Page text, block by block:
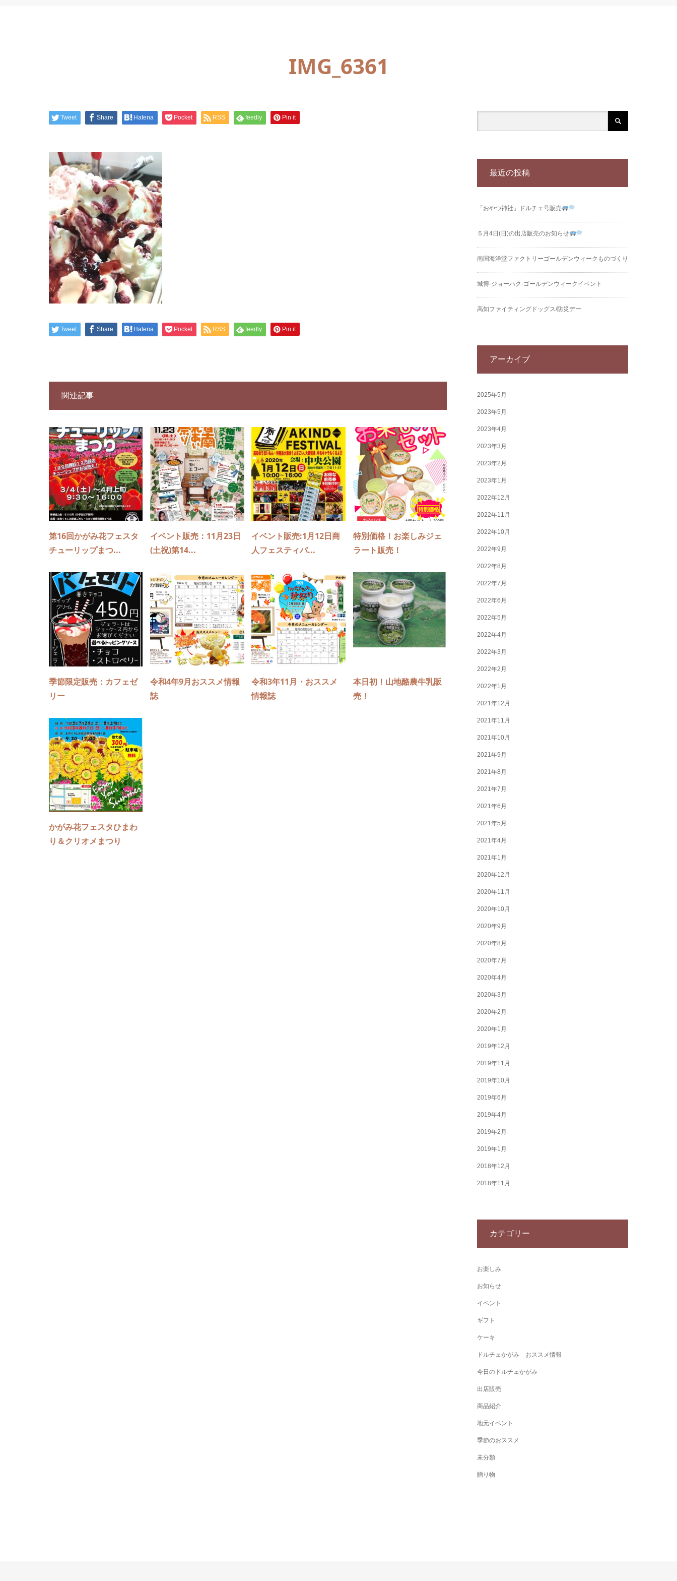
IMG_6361
Tweet Share Hatena Pocket RSS feedly Pin it
Tweet Share Hatena Pocket RSS feedly Pin it
関連記事
第16回かがみ花フェスタ
チューリップまつ...
イベント販売：11月23日
(土祝)第14...
イベント販売:1月12日商
人フェスティバ...
特別価格！お楽しみジェ
ラート販売！
季節限定販売：カフェゼ
リー
令和4年9月おススメ情報
誌
令和3年11月・おススメ
情報誌
本日初！山地酪農牛乳販
売！
かがみ花フェスタひまわ
り＆クリオメまつり
最近の投稿
「おやつ神社」ドルチェ号販売
５月4日(日)の出店販売のお知らせ
南国海洋堂ファクトリーゴールデンウィークものづくり
城博‐ジョーハク‐ゴールデンウィークイベント
高知ファイティングドッグス/防災デー
アーカイブ
2025年5月
2023年5月
2023年4月
2023年3月
2023年2月
2023年1月
2022年12月
2022年11月
2022年10月
2022年9月
2022年8月
2022年7月
2022年6月
2022年5月
2022年4月
2022年3月
2022年2月
2022年1月
2021年12月
2021年11月
2021年10月
2021年9月
2021年8月
2021年7月
2021年6月
2021年5月
2021年4月
2021年1月
2020年12月
2020年11月
2020年10月
2020年9月
2020年8月
2020年7月
2020年4月
2020年3月
2020年2月
2020年1月
2019年12月
2019年11月
2019年10月
2019年6月
2019年4月
2019年2月
2019年1月
2018年12月
2018年11月
カテゴリー
お楽しみ
お知らせ
イベント
ギフト
ケーキ
ドルチェかがみ おススメ情報
今日のドルチェかがみ
出店販売
商品紹介
地元イベント
季節のおススメ
未分類
贈り物